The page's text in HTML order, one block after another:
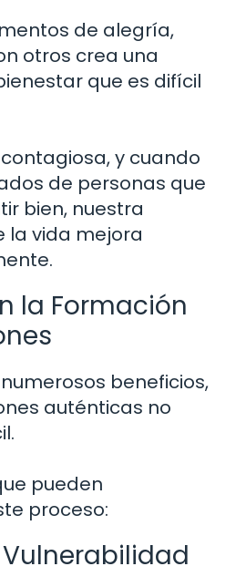
de alegría,
otros crea una
que es difícil
y cuando
de personas que
bien, nuestra
la vida mejora
la Formación
beneficios,
auténticas no
pueden
proceso: